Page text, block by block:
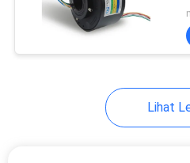
Cincin Slip
Lihat